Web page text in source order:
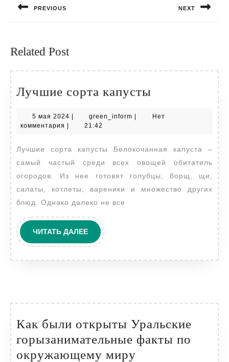
записям
PREVIOUS NEXT
Related Post
Лучшие сорта капусты
капусты
5 мая 2024 5| green_inform green_inform
|
Нет
комментария | 21:42
Лучшие сорта капусты Белокочанная капуста –
самый частый среди всех овощей обитатель
огородов. Из нее готовят голубцы, борщ, щи,
салаты, котлеты, вареники и множество других
блюд. Однако далеко не все
ЧИТАТЬ ДАЛЕЕЧИТАТЬ
ДАЛЕЕ
Как были открыты Уральские
горызанимательные факты по
окружающему миру